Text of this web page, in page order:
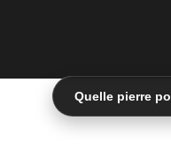
Quelle pierre